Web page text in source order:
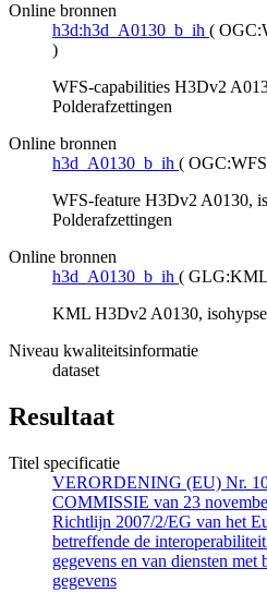
Online bronnen
h3d:h3d_A0130_b_ih (
)
WFS-capabilities H3Dv2
Polderafzettingen
Online bronnen
h3d_A0130_b_ih (
WFS-feature H3Dv2 A0130,
Polderafzettingen
Online bronnen
h3d_A0130_b_ih (
KML H3Dv2 A0130,
Niveau kwaliteitsinformatie
dataset
Resultaat
Titel specificatie
VERORDENING (EU) Nr.
COMMISSIE van 23
Richtlijn 2007/2/EG van het
betreffende de
gegevens en van diensten
gegevens